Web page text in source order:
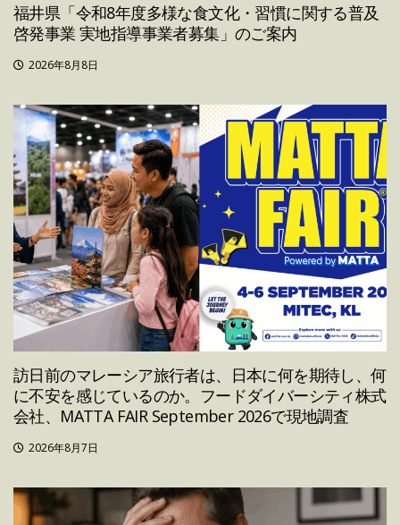
福井県「令和8年度多様な食文化・習慣に関する普及
啓発事業 実地指導事業者募集」のご案内
2026年8月8日
訪日前のマレーシア旅行者は、日本に何を期待し、何
に不安を感じているのか。フードダイバーシティ株式
会社、MATTA FAIR September 2026で現地調査
2026年8月7日